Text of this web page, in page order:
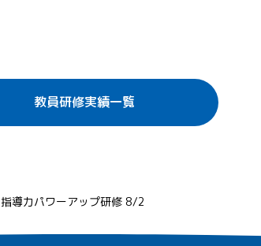
教員研修実績一覧
指導力パワーアップ研修 8/2